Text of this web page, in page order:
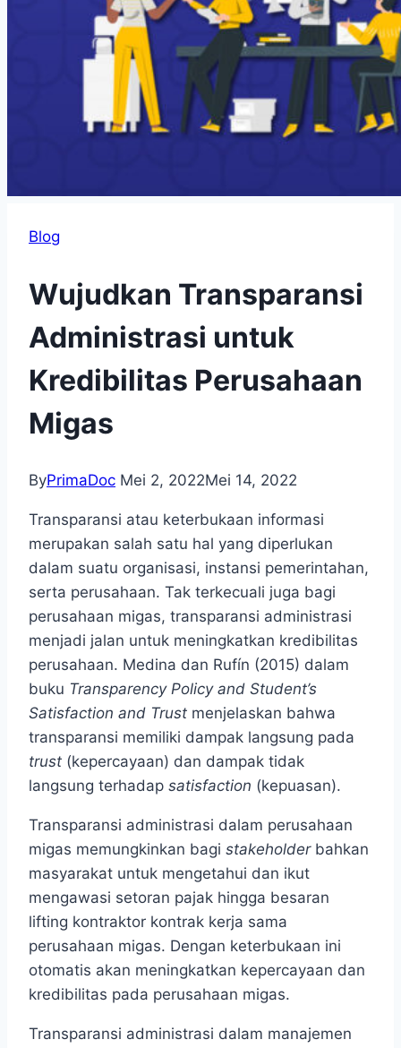
Blog
Wujudkan Transparansi
Administrasi untuk
Kredibilitas Perusahaan
Migas
ByPrimaDoc Mei 2, 2022Mei 14, 2022
Transparansi atau keterbukaan informasi
merupakan salah satu hal yang diperlukan
dalam suatu organisasi, instansi pemerintahan,
serta perusahaan. Tak terkecuali juga bagi
perusahaan migas, transparansi administrasi
menjadi jalan untuk meningkatkan kredibilitas
perusahaan. Medina dan Rufín (2015) dalam
buku Transparency Policy and Student’s
Satisfaction and Trust menjelaskan bahwa
transparansi memiliki dampak langsung pada
trust (kepercayaan) dan dampak tidak
langsung terhadap satisfaction (kepuasan).
Transparansi administrasi dalam perusahaan
migas memungkinkan bagi stakeholderbahkan
masyarakat untuk mengetahui dan ikut
mengawasi setoran pajak hingga besaran
lifting kontraktor kontrak kerja sama
perusahaan migas. Dengan keterbukaan ini
otomatis akan meningkatkan kepercayaan dan
kredibilitas pada perusahaan migas.
Transparansi administrasi dalam manajemen